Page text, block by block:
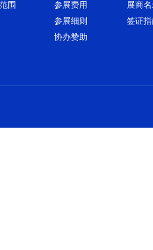
围
参展费用
参展细则
协办赞助
展商
签证